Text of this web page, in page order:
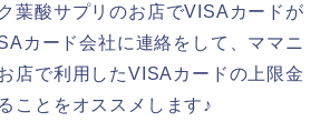
葉酸サプリのお店でVISAカードが
カード会社に連絡をして、ママニ
店で利用したVISAカードの上限金
ことをオススメします♪